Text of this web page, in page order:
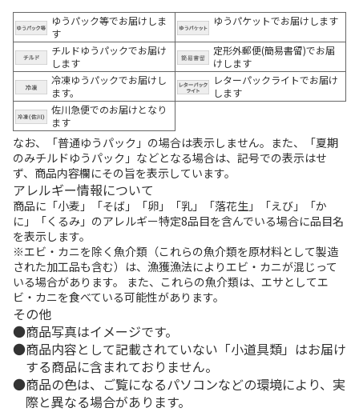
ゆうパック等でお届けしま
す
ゆうパケットでお届けします
チルドゆうパックでお届け
します
定形外郵便(簡易書留)でお届
けします
冷凍ゆうパックでお届けし
ます。
レターパックライトでお届け
します
佐川急便でのお届けとなり
ます
なお、「普通ゆうパック」の場合は表示しません。また、「夏期
のみチルドゆうパック」などとなる場合は、記号での表示はせ
ず、商品内容欄にその旨を表示しています。
アレルギー情報について
商品に「小麦」「そば」「卵」「乳」「落花生」「えび」「か
に」「くるみ」のアレルギー特定8品目を含んでいる場合に品目名
を表示します。
※エビ・カニを除く魚介類（これらの魚介類を原材料として製造
された加工品も含む）は、漁獲漁法によりエビ・カニが混じって
いる場合があります。 また、これらの魚介類は、エサとしてエ
ビ・カニを食べている可能性があります。
その他
商品写真はイメージです。
商品内容として記載されていない「小道具類」はお届け
する商品に含まれておりません。
商品の色は、ご覧になるパソコンなどの環境により、実
際と異なる場合があります。